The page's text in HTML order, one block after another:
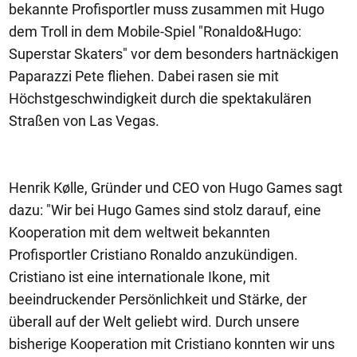
bekannte Profisportler muss zusammen mit Hugo
dem Troll in dem Mobile-Spiel "Ronaldo&Hugo:
Superstar Skaters" vor dem besonders hartnäckigen
Paparazzi Pete fliehen. Dabei rasen sie mit
Höchstgeschwindigkeit durch die spektakulären
Straßen von Las Vegas.
Henrik Kølle, Gründer und CEO von Hugo Games sagt
dazu: "Wir bei Hugo Games sind stolz darauf, eine
Kooperation mit dem weltweit bekannten
Profisportler Cristiano Ronaldo anzukündigen.
Cristiano ist eine internationale Ikone, mit
beeindruckender Persönlichkeit und Stärke, der
überall auf der Welt geliebt wird. Durch unsere
bisherige Kooperation mit Cristiano konnten wir uns